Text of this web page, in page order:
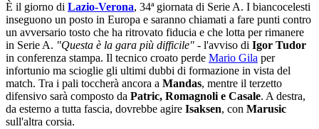
È il giorno di Lazio-Verona, 34ª giornata di Serie A. I biancocelesti
inseguono un posto in Europa e saranno chiamati a fare punti contro
un avversario tosto che ha ritrovato fiducia e che lotta per rimanere
in Serie A. "Questa è la gara più difficile" - l'avviso di Igor Tudor
in conferenza stampa. Il tecnico croato perde Mario Gila per
infortunio ma scioglie gli ultimi dubbi di formazione in vista del
match. Tra i pali toccherà ancora a Mandas, mentre il terzetto
difensivo sarà composto da Patric, Romagnoli e Casale. A destra,
da esterno a tutta fascia, dovrebbe agire Isaksen, con Marusic
sull'altra corsia.